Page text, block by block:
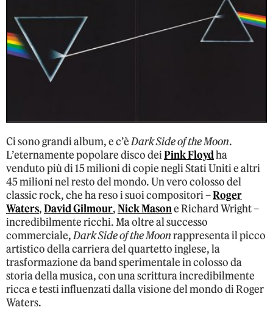
Ci sono grandi album, e c’èDark Side of the Moon.
L’eternamente popolare disco deiPink Floydha
venduto più di 15 milioni di copie negli Stati Uniti e altri
45 milioni nel resto del mondo. Un vero colosso del
classic rock, che ha reso i suoi compositori –Roger
Waters,David Gilmour,Nick Masone Richard Wright –
incredibilmente ricchi. Ma oltre al successo
commerciale,Dark Side of the Moonrappresenta il picco
artistico della carriera del quartetto inglese, la
trasformazione da band sperimentale in colosso da
storia della musica, con una scrittura incredibilmente
ricca e testi influenzati dalla visione del mondo di Roger
Waters.